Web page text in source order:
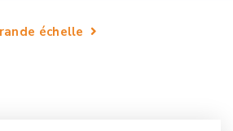
échelle